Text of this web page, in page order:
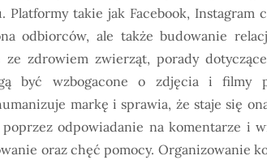
Platformy takie jak Facebook,
odbiorców, ale także budowanie
ze zdrowiem zwierząt, porady
być wzbogacone o zdjęcia i filmy
markę i sprawia, że staje się
odpowiadanie na komentarze i
oraz chęć pomocy. Organizowanie